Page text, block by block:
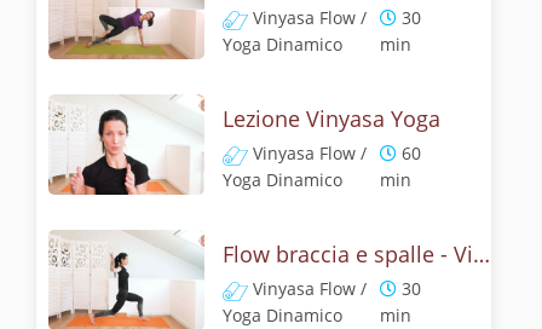
Vinyasa Flow /
Yoga Dinamico
30
min
Lezione Vinyasa Yoga
Vinyasa Flow /
Yoga Dinamico
60
min
Flow braccia e spalle - Vinyasa yoga
Vinyasa Flow /
Yoga Dinamico
30
min